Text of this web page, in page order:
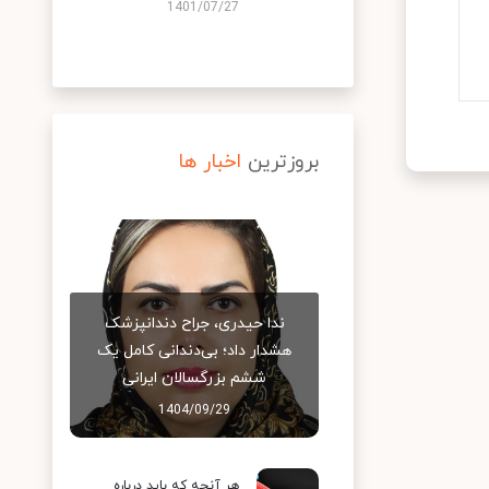
1401/07/27
بروزترین اخبار ها
ندا حیدری، جراح دندانپزشک
هشدار داد؛ بی‌دندانی کامل یک
ششم بزرگسالان ایرانی
1404/09/29